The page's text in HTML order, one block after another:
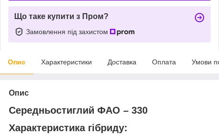
Що таке купити з Пром?
Замовлення під захистом
Опис Характеристики Доставка Оплата Умови
Опис
Середньостиглий ФАО – 330
Характеристика гібриду: